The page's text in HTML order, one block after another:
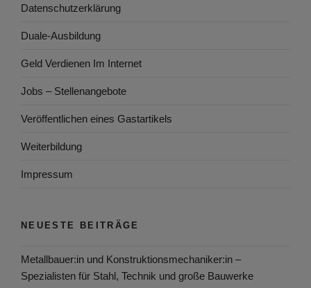
Datenschutzerklärung
Duale-Ausbildung
Geld Verdienen Im Internet
Jobs – Stellenangebote
Veröffentlichen eines Gastartikels
Weiterbildung
Impressum
NEUESTE BEITRÄGE
Metallbauer:in und Konstruktionsmechaniker:in –
Spezialisten für Stahl, Technik und große Bauwerke